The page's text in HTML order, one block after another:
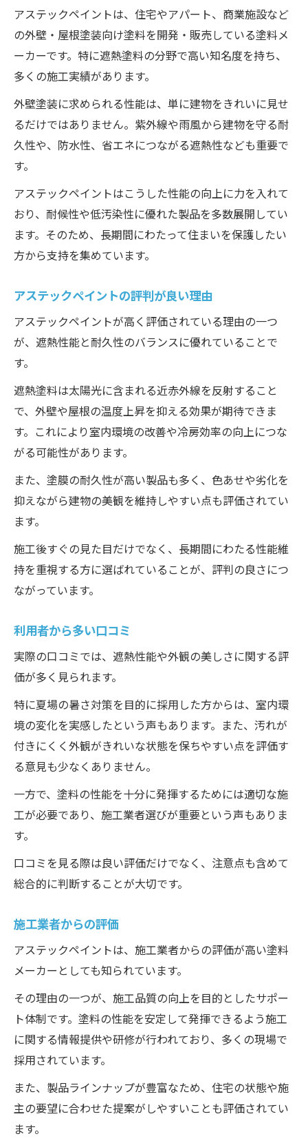
アステックペイントが選ばれる理由
遮熱性能の特徴
外壁塗装選びで重視したい評価のポイント
外壁塗装で確認したい評価基準
耐久性は外壁塗装の重要ポイント
遮熱性と省エネ効果の関係
メンテナンス性も忘れてはいけない
実際どう？外壁塗装における評判と口コミ
利用者の口コミから見える評価
施工後の満足度を左右する要素
評判を正しく活用する方法
遮熱塗料で選ばれるアステックペイントの強み
住まいの快適性向上につながる遮熱性能
耐久性と美観を維持しやすい点も魅力
豊富な製品ラインナップから選べる
性能だけでなく施工品質も大切
外壁塗装の欠点や注意点も確認しておこう
外壁塗装は塗料だけで決まるわけではない
ある
価格だけで判断しないことが大切
事前の打ち合わせをしっかり行う
まとめ
アステックペイントは、住宅やアパート、商業施設など
の外壁・屋根塗装向け塗料を開発・販売している塗料メ
ーカーです。特に遮熱塗料の分野で高い知名度を持ち、
多くの施工実績があります。
外壁塗装に求められる性能は、単に建物をきれいに見せ
るだけではありません。紫外線や雨風から建物を守る耐
久性や、防水性、省エネにつながる遮熱性なども重要で
す。
アステックペイントはこうした性能の向上に力を入れて
おり、耐候性や低汚染性に優れた製品を多数展開してい
ます。そのため、長期間にわたって住まいを保護したい
方から支持を集めています。
アステックペイントの評判が良い理由
アステックペイントが高く評価されている理由の一つ
が、遮熱性能と耐久性のバランスに優れていることで
す。
遮熱塗料は太陽光に含まれる近赤外線を反射すること
で、外壁や屋根の温度上昇を抑える効果が期待できま
す。これにより室内環境の改善や冷房効率の向上につな
がる可能性があります。
また、塗膜の耐久性が高い製品も多く、色あせや劣化を
抑えながら建物の美観を維持しやすい点も評価されてい
ます。
施工後すぐの見た目だけでなく、長期間にわたる性能維
持を重視する方に選ばれていることが、評判の良さにつ
ながっています。
利用者から多い口コミ
実際の口コミでは、遮熱性能や外観の美しさに関する評
価が多く見られます。
特に夏場の暑さ対策を目的に採用した方からは、室内環
境の変化を実感したという声もあります。また、汚れが
付きにくく外観がきれいな状態を保ちやすい点を評価す
る意見も少なくありません。
一方で、塗料の性能を十分に発揮するためには適切な施
工が必要であり、施工業者選びが重要という声もありま
す。
口コミを見る際は良い評価だけでなく、注意点も含めて
総合的に判断することが大切です。
施工業者からの評価
アステックペイントは、施工業者からの評価が高い塗料
メーカーとしても知られています。
その理由の一つが、施工品質の向上を目的としたサポー
ト体制です。塗料の性能を安定して発揮できるよう施工
に関する情報提供や研修が行われており、多くの現場で
採用されています。
また、製品ラインナップが豊富なため、住宅の状態や施
主の要望に合わせた提案がしやすいことも評価されてい
ます。